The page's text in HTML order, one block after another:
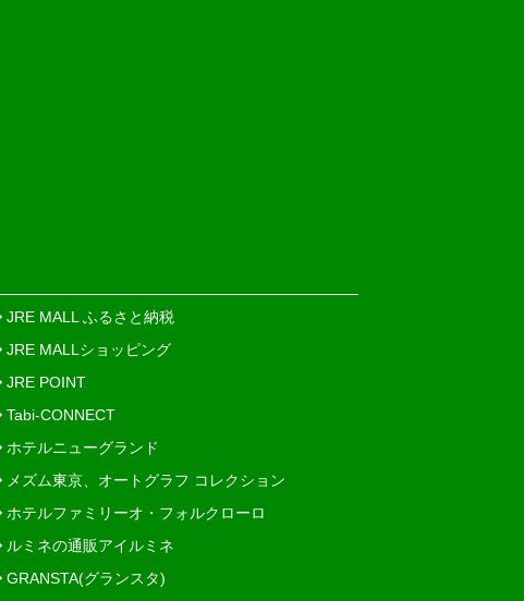
JRE MALL ふるさと納税
JRE MALLショッピング
JRE POINT
Tabi-CONNECT
ホテルニューグランド
メズム東京、オートグラフ コレクション
ホテルファミリーオ・フォルクローロ
ルミネの通販アイルミネ
GRANSTA(グランスタ)